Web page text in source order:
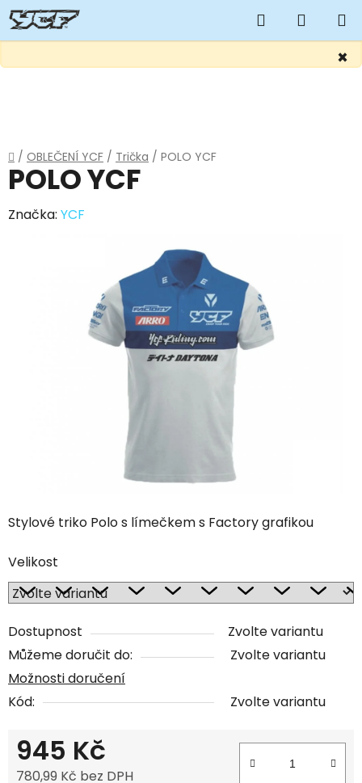
×
Hledat
KOŠÍK
Domů
/ OBLEČENÍ YCF / Trička / POLO YCF
Stylové triko Polo s límečkem s Factory grafikou
Velikost
Dostupnost
Zvolte variantu
Můžeme doručit do:
Zvolte variantu
Možnosti doručení
Kód:
Zvolte variantu
945 Kč
780,99 Kč bez DPH
POLO YCF
Značka: YCF